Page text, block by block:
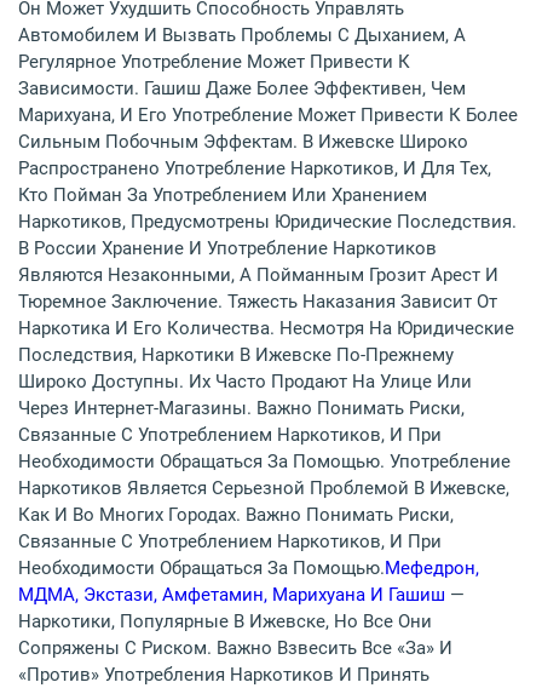
Он Может Ухудшить Способность Управлять
Автомобилем И Вызвать Проблемы С Дыханием, А
Регулярное Употребление Может Привести К
Зависимости. Гашиш Даже Более Эффективен, Чем
Марихуана, И Его Употребление Может Привести К Более
Сильным Побочным Эффектам. В Ижевске Широко
Распространено Употребление Наркотиков, И Для Тех,
Кто Пойман За Употреблением Или Хранением
Наркотиков, Предусмотрены Юридические Последствия.
В России Хранение И Употребление Наркотиков
Являются Незаконными, А Пойманным Грозит Арест И
Тюремное Заключение. Тяжесть Наказания Зависит От
Наркотика И Его Количества. Несмотря На Юридические
Последствия, Наркотики В Ижевске По-Прежнему
Широко Доступны. Их Часто Продают На Улице Или
Через Интернет-Магазины. Важно Понимать Риски,
Связанные С Употреблением Наркотиков, И При
Необходимости Обращаться За Помощью. Употребление
Наркотиков Является Серьезной Проблемой В Ижевске,
Как И Во Многих Городах. Важно Понимать Риски,
Связанные С Употреблением Наркотиков, И При
Необходимости Обращаться За Помощью.Мефедрон,
МДМА, Экстази, Амфетамин, Марихуана И Гашиш —
Наркотики, Популярные В Ижевске, Но Все Они
Сопряжены С Риском. Важно Взвесить Все «за» И
«против» Употребления Наркотиков И Принять